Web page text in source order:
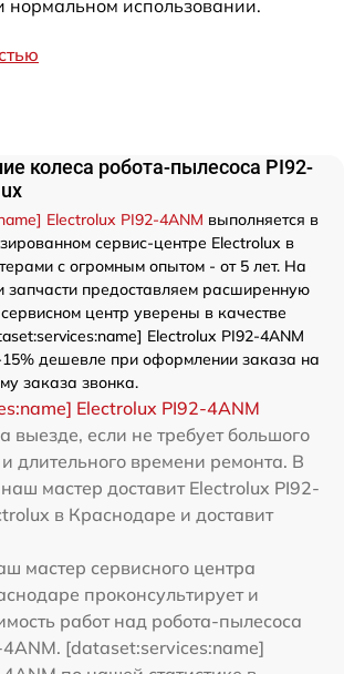
нормальном использовании.
колеса робота-пылесоса PI92-
Electrolux PI92-4ANM выполняется в
сервис-центре Electrolux в
с огромным опытом - от 5 лет. На
запчасти предоставляем расширенную
центр уверены в качестве
Electrolux PI92-4ANM
15% дешевле при оформлении заказа на
заказа звонка.
Electrolux PI92-4ANM
выезде, если не требует большого
длительного времени ремонта. В
мастер доставит Electrolux PI92-
в Краснодаре и доставит
мастер сервисного центра
проконсультирует и
работ над робота-пылесоса
[dataset:services:name]